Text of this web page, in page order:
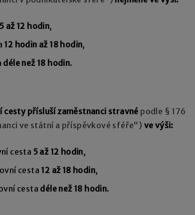
5 až 12 hodin,
12 hodin až 18 hodin,
déle než 18 hodin.
cesty přísluší zaměstnanci stravné podle § 176
ve státní a příspěvkové sféře“) ve výši:
cesta 5 až 12 hodin,
cesta 12 až 18 hodin,
cesta déle než 18 hodin.